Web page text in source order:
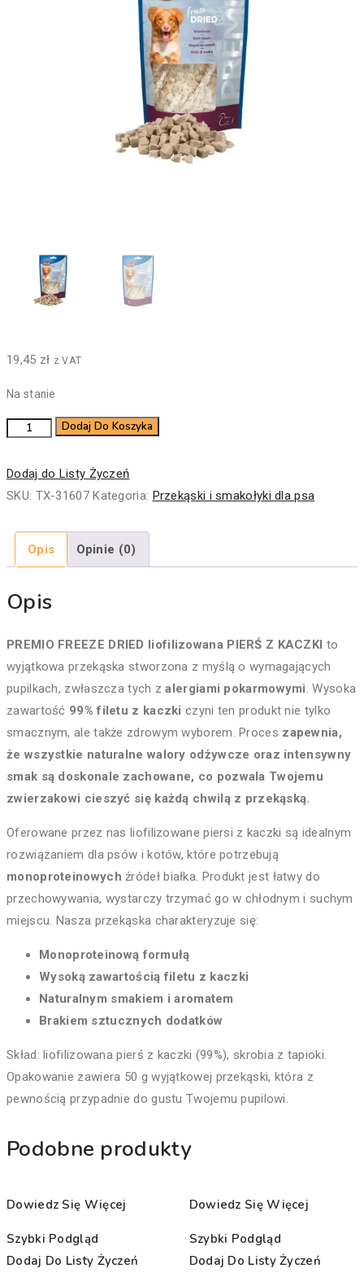
19,45 zł z VAT
Na stanie
ilość
FREEZE
DRIED
PIERŚ
przysmak
psa
50g
Dodaj Do Koszyka
Dodaj do Listy Życzeń
SKU: TX-31607 Kategoria: Przekąski i smakołyki dla psa
Opis Opinie (0)
Opis
PREMIO FREEZE DRIED liofilizowana PIERŚ Z KACZKI to
wyjątkowa przekąska stworzona z myślą o wymagających
pupilkach, zwłaszcza tych zalergiami pokarmowymi. Wysoka
zawartość 99% filetu z kaczki czyni ten produkt nie tylko
smacznym, ale także zdrowym wyborem. Proces zapewnia,
że wszystkie naturalne walory odżywcze oraz intensywny
smak są doskonale zachowane, co pozwala Twojemu
zwierzakowi cieszyć się każdą chwilą z przekąską.
Oferowane przez nas liofilizowane piersi z kaczki są idealnym
rozwiązaniem dla psów i kotów, które potrzebują
monoproteinowych źródeł białka. Produkt jest łatwy do
przechowywania, wystarczy trzymać go w chłodnym i suchym
miejscu. Nasza przekąska charakteryzuje się:
Monoproteinową formułą
Wysoką zawartością filetu z kaczki
Naturalnym smakiem i aromatem
Brakiem sztucznych dodatków
Skład: liofilizowana pierś z kaczki (99%), skrobia z tapioki.
Opakowanie zawiera 50 g wyjątkowej przekąski, która z
pewnością przypadnie do gustu Twojemu pupilowi.
Podobne produkty
Dowiedz Się Więcej
Szybki Podgląd
Dodaj Do Listy Życzeń
Dowiedz Się Więcej
Szybki Podgląd
Dodaj Do Listy Życzeń